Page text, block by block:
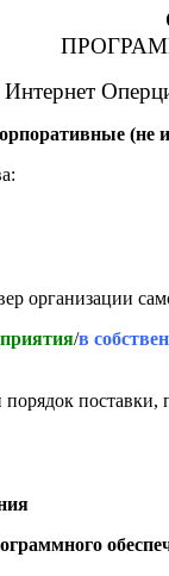
Интернет
организации
/в
поставки,